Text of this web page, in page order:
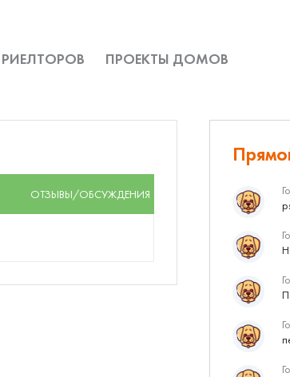
РИЕЛТОРОВ ПРОЕКТЫ ДОМОВ
ОТЗЫВЫ/ОБСУЖДЕНИЯ